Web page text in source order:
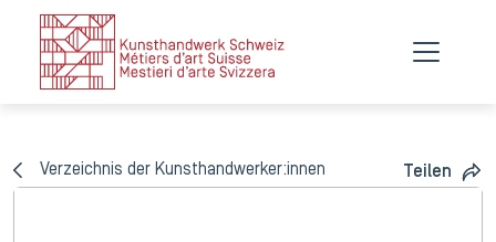
Verzeichnis der Kunsthandwerker:innen Teilen